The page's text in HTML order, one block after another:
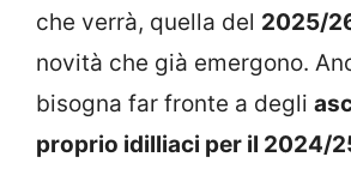
che verrà, quella del 2025/
novità che già emergono.
bisogna far fronte a degli
proprio idilliaci per il 2024/